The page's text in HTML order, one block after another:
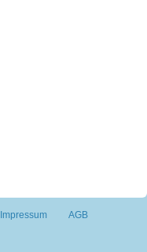
Impressum
AGB